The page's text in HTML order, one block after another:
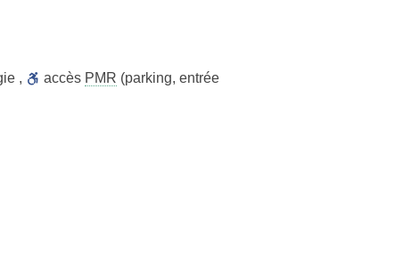
, accès PMR (parking, entrée